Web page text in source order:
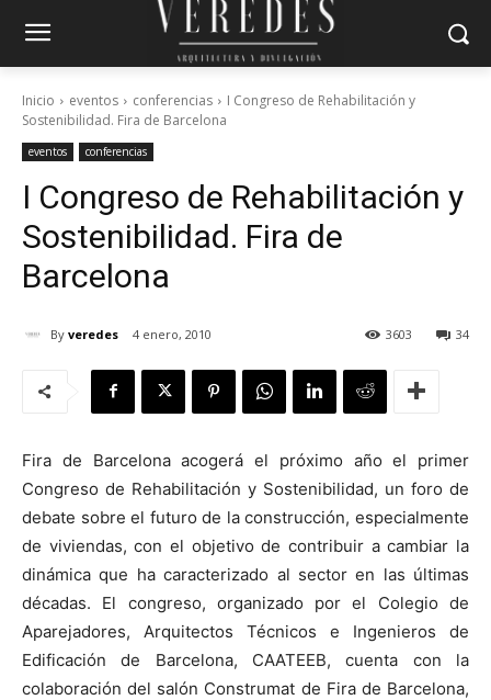
Inicio eventos conferencias
I Congreso de Rehabilitación y
Sostenibilidad. Fira de Barcelona
eventos conferencias
I Congreso de Rehabilitación y
Sostenibilidad. Fira de
Barcelona
By veredes 4 enero, 2010 34
3603
Fira de Barcelona acogerá el próximo año el primer
Congreso de Rehabilitación y Sostenibilidad, un foro de
debate sobre el futuro de la construcción, especialmente
de viviendas, con el objetivo de contribuir a cambiar la
dinámica que ha caracterizado al sector en las últimas
décadas. El congreso, organizado por el Colegio de
Aparejadores, Arquitectos Técnicos e Ingenieros de
Edificación de Barcelona, CAATEEB, cuenta con la
colaboración del salón Construmat de Fira de Barcelona,